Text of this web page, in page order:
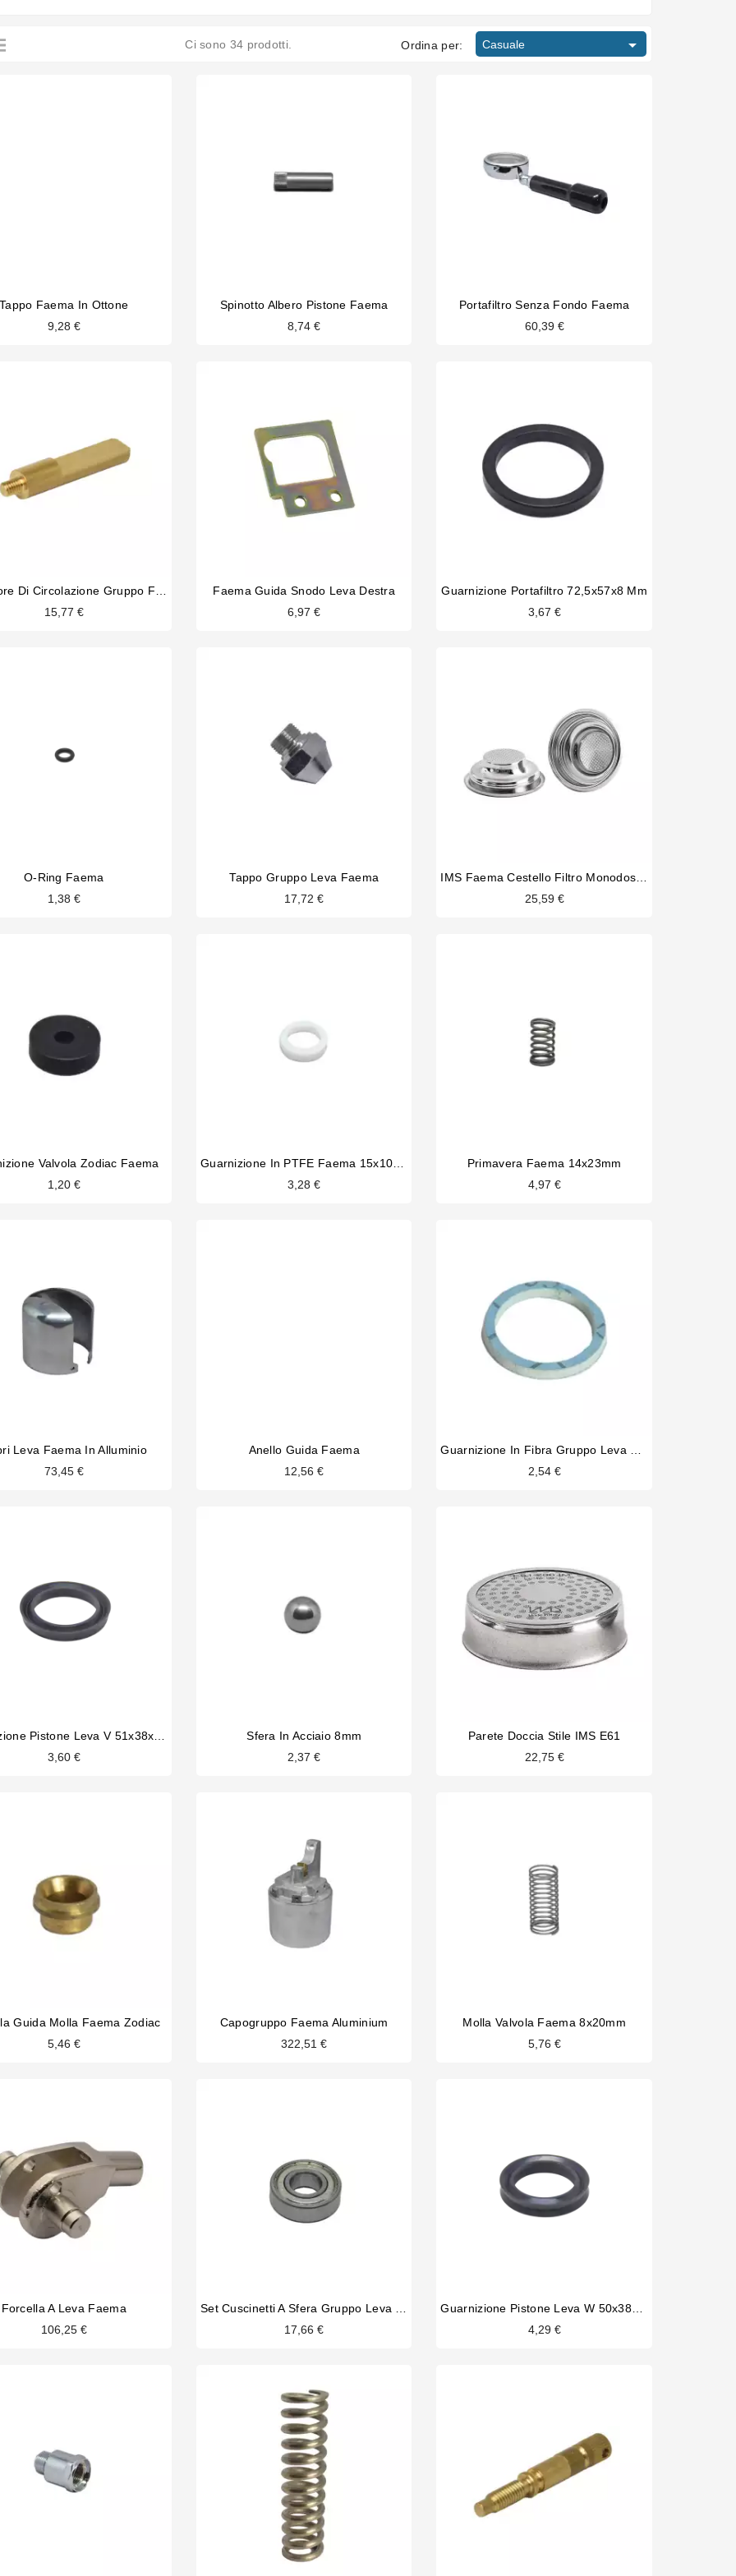
Ci sono 34 prodotti. Ordina per: Casuale 
Tappo Faema In Ottone
9,28 €
Spinotto Albero Pistone Faema
8,74 €
Portafiltro Senza Fondo Faema
60,39 €
Limitatore Di Circolazione Gruppo Faema Zodiac
15,77 €
Faema Guida Snodo Leva Destra
6,97 €
Guarnizione Portafiltro 72,5x57x8 Mm
3,67 €
O-Ring Faema
1,38 €
Tappo Gruppo Leva Faema
17,72 €
25,59 €
Valvola Zodiac Faema
1,20 €
Guarnizione In PTFE Faema 15x10x2.5
3,28 €
Primavera Faema 14x23mm
4,97 €
Leva Faema In Alluminio
73,45 €
Anello Guida Faema
12,56 €
2,54 €
Guarnizione Pistone Leva V 51x38x7.5mm
3,60 €
Sfera In Acciaio 8mm
2,37 €
Parete Doccia Stile IMS E61
22,75 €
Guida Molla Faema Zodiac
5,46 €
Capogruppo Faema Aluminium
322,51 €
Molla Valvola Faema 8x20mm
5,76 €
Forcella A Leva Faema
106,25 €
17,66 €
4,29 €